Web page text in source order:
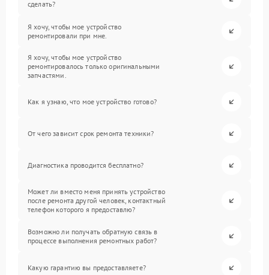
сделать?
Я хочу, чтобы мое устройство
ремонтировали при мне.
Я хочу, чтобы мое устройство
ремонтировалось только оригинальными
запчастями.
Как я узнаю, что мое устройство готово?
От чего зависит срок ремонта техники?
Диагностика проводится бесплатно?
Может ли вместо меня принять устройство
после ремонта другой человек, контактный
телефон которого я предоставлю?
Возможно ли получать обратную связь в
процессе выполнения ремонтных работ?
Какую гарантию вы предоставляете?